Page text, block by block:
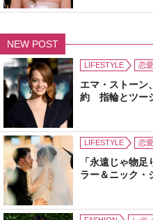
NEW POST
LIFESTYLE 恋愛
エマ・ストーン
約 指輪とツー
LIFESTYLE 恋愛
「永遠じゃ物
ラー＆ニック・